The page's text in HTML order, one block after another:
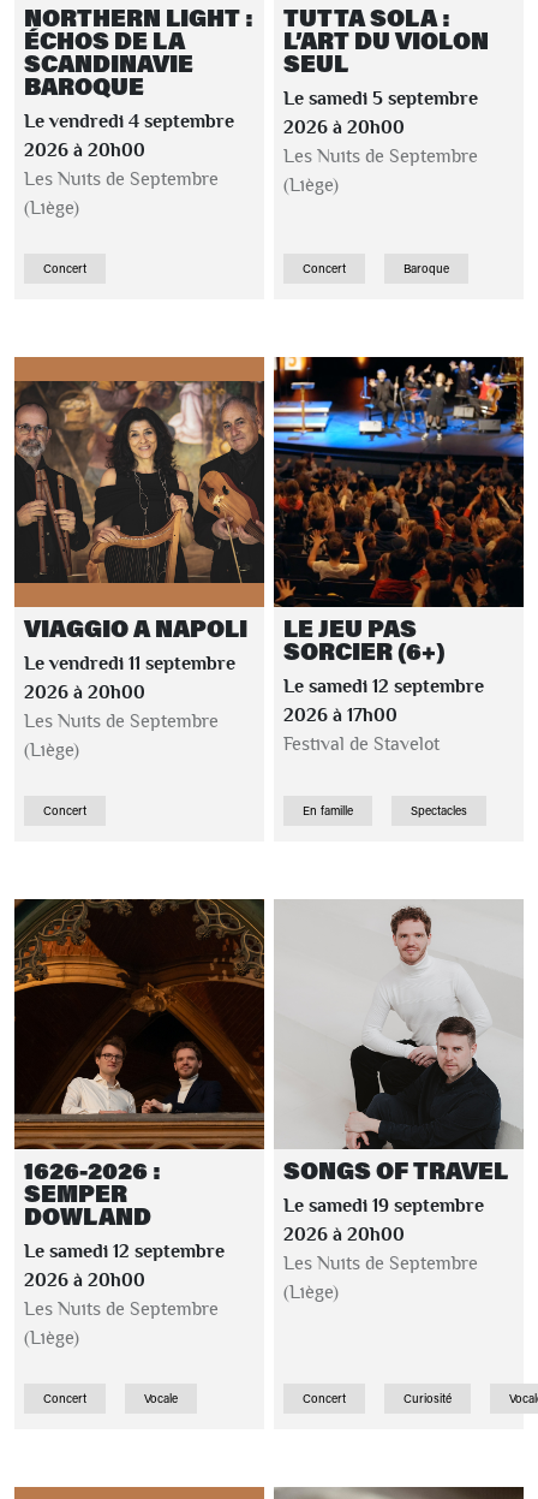
NORTHERN LIGHT :
ÉCHOS DE LA
SCANDINAVIE
BAROQUE
Le vendredi 4 septembre
2026 à 20h00
Les Nuits de Septembre
(Liège)
Concert
TUTTA SOLA :
L’ART DU VIOLON
SEUL
Le samedi 5 septembre
2026 à 20h00
Les Nuits de Septembre
(Liège)
Concert Baroque
VIAGGIO A NAPOLI
Le vendredi 11 septembre
2026 à 20h00
Les Nuits de Septembre
(Liège)
Concert
LE JEU PAS
SORCIER (6+)
Le samedi 12 septembre
2026 à 17h00
Festival de Stavelot
En famille Spectacles
1626-2026 :
SEMPER
DOWLAND
Le samedi 12 septembre
2026 à 20h00
Les Nuits de Septembre
(Liège)
Concert Vocale
SONGS OF TRAVEL
Le samedi 19 septembre
2026 à 20h00
Les Nuits de Septembre
(Liège)
Concert Curiosité